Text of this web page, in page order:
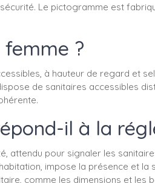
Le pictogramme est
?
à hauteur de regard et
de sanitaires accessibles
il à la
pour signaler les
impose la présence et la
comme les dimensions et les